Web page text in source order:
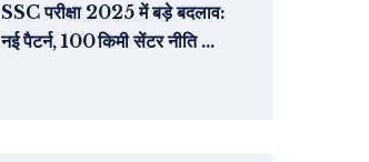
SSC परीक्षा 2025 में बड़े बदलाव:
नई पैटर्न, 100 किमी सेंटर नीति और